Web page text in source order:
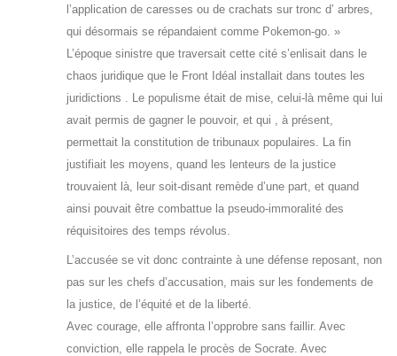
l’application de caresses ou de crachats sur tronc d’ arbres,
qui désormais se répandaient comme Pokemon-go. »
L’époque sinistre que traversait cette cité s’enlisait dans le
chaos juridique que le Front Idéal installait dans toutes les
juridictions . Le populisme était de mise, celui-là même qui lui
avait permis de gagner le pouvoir, et qui , à présent,
permettait la constitution de tribunaux populaires. La fin
justifiait les moyens, quand les lenteurs de la justice
trouvaient là, leur soit-disant remède d’une part, et quand
ainsi pouvait être combattue la pseudo-immoralité des
réquisitoires des temps révolus.
L’accusée se vit donc contrainte à une défense reposant, non
pas sur les chefs d’accusation, mais sur les fondements de
la justice, de l’équité et de la liberté.
Avec courage, elle affronta l’opprobre sans faillir. Avec
conviction, elle rappela le procès de Socrate. Avec